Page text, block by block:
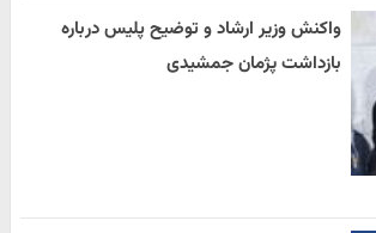
واکنش وزیر ارشاد و توضیح پلیس درباره
بازداشت پژمان جمشیدی